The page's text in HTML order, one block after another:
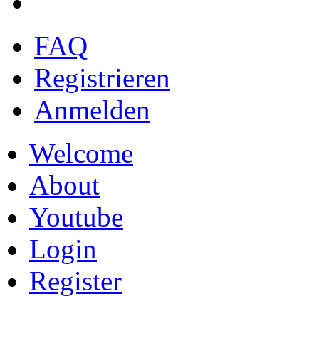
FAQ
Registrieren
Anmelden
Welcome
About
Youtube
Login
Register